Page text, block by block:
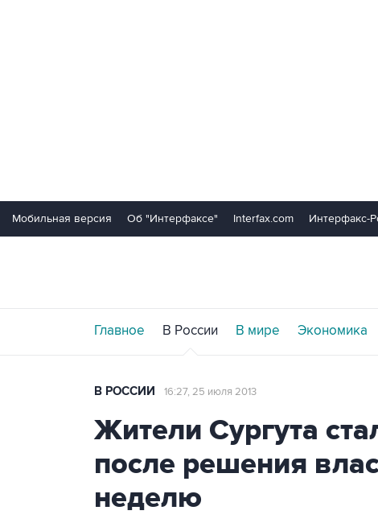
Мобильная версия Об "Интерфаксе" Interfax.com Интерфакс-
Главное В России В мире Экономика
В РОССИИ 16:27, 25 июля 2013
Жители Сургута
после решения
неделю